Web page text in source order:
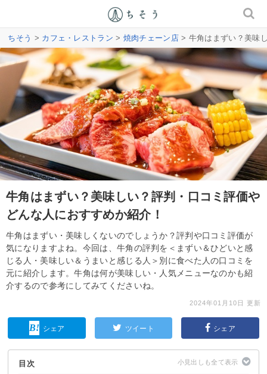
ちそう > カフェ・レストラン > 焼肉チェーン店> 牛角はまずい？美味
牛角はまずい？美味しい？評判・口コミ評価や
どんな人におすすめか紹介！
牛角はまずい・美味しくないのでしょうか？評判や口コミ評価が
気になりますよね。今回は、牛角の評判を＜まずい＆ひどいと感
じる人・美味しい＆うまいと感じる人＞別に食べた人の口コミを
元に紹介します。牛角は何が美味しい・人気メニューなのかも紹
介するので参考にしてみてくださいね。
2024年01月10日 更新
シェア ツイート シェア
目次